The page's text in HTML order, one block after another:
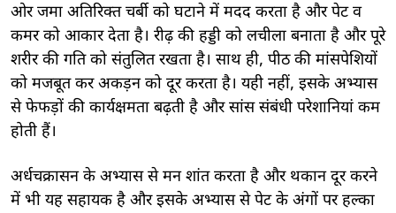
ओर जमा अतिरिक्त चर्बी को घटाने में मदद करता है और पेट व
कमर को आकार देता है। रीढ़ की हड्डी को लचीला बनाता है और पूरे
शरीर की गति को संतुलित रखता है। साथ ही, पीठ की मांसपेशियों
को मजबूत कर अकड़न को दूर करता है। यही नहीं, इसके अभ्यास
से फेफड़ों की कार्यक्षमता बढ़ती है और सांस संबंधी परेशानियां कम
होती हैं।
अर्धचक्रासन के अभ्यास से मन शांत करता है और थकान दूर करने
में भी यह सहायक है और इसके अभ्यास से पेट के अंगों पर हल्का